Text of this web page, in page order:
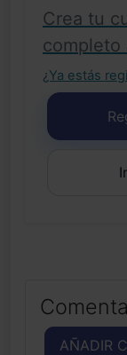
Crea tu
completo
¿Ya estás
AÑADIR